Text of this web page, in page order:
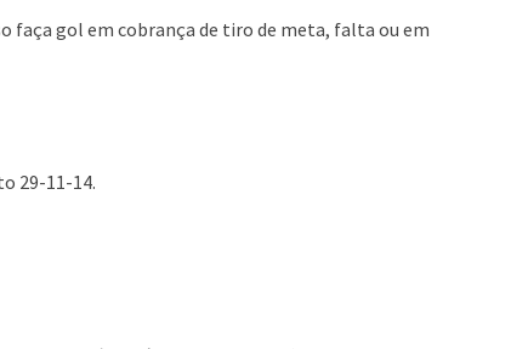
faça gol em cobrança de tiro de meta, falta ou em
29-11-14.